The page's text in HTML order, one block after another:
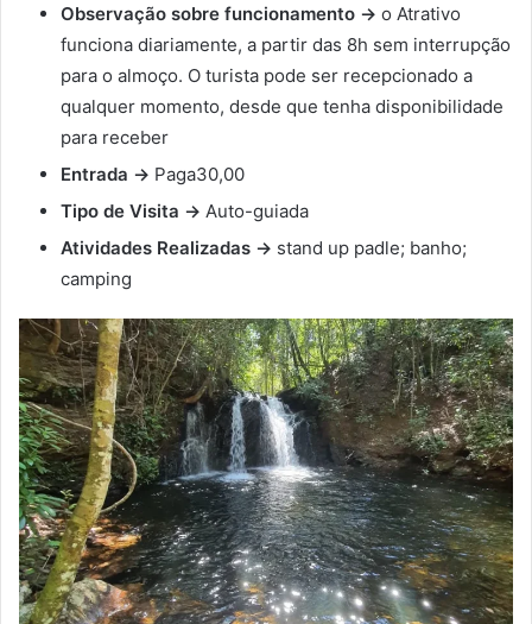
Observação sobre funcionamento -> o Atrativo
funciona diariamente, a partir das 8h sem interrupção
para o almoço. O turista pode ser recepcionado a
qualquer momento, desde que tenha disponibilidade
para receber
Entrada -> Paga30,00
Tipo de Visita -> Auto-guiada
Atividades Realizadas -> stand up padle; banho;
camping